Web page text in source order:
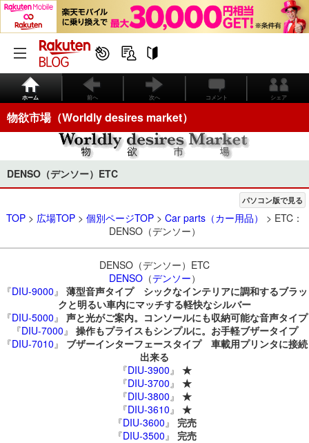
ホーム 前へ 次へ コメント シェア
物欲市場（Worldly desires market）
DENSO（デンソー）ETC
パソコン版で見る
TOP > 広場TOP > 個別ページTOP > Car parts（カー用品）
> ETC：
DENSO（デンソー）
DENSO（デンソー）ETC
DENSO（デンソー）
『DIU-9000 』 薄型音声タイプ シックなインテリアに調和するブラッ
クと明るい車内にマッチする軽快なシルバー
『DIU-5000 』 声と光がご案内。コンソールにも収納可能な音声タイプ
『DIU-7000 』 操作もプライスもシンプルに。お手軽ブザータイプ
『DIU-7010 』 ブザーインターフェースタイプ 車載用プリンタに接続
出来る
『DIU-3900 』 ★
『DIU-3700 』 ★
『DIU-3800 』 ★
『DIU-3610 』 ★
『DIU-3600 』 完売
『DIU-3500 』 完売